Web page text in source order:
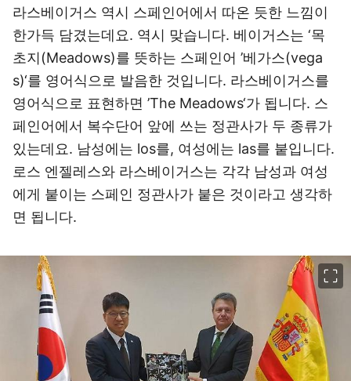
라스베이거스 역시 스페인어에서 따온 듯한 느낌이
한가득 담겼는데요. 역시 맞습니다. 베이거스는 ‘목
초지(Meadows)를 뜻하는 스페인어 ’베가스(vega
s)‘를 영어식으로 발음한 것입니다. 라스베이거스를
영어식으로 표현하면 ’The Meadows‘가 됩니다. 스
페인어에서 복수단어 앞에 쓰는 정관사가 두 종류가
있는데요. 남성에는 los를, 여성에는 las를 붙입니다.
로스 엔젤레스와 라스베이거스는 각각 남성과 여성
에게 붙이는 스페인 정관사가 붙은 것이라고 생각하
면 됩니다.